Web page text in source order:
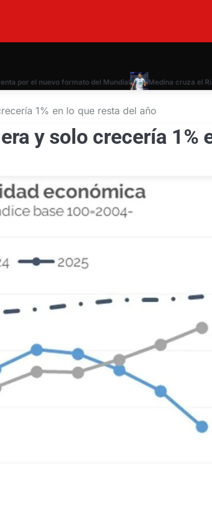
el nuevo formato del Mundial Medina cruza el Rin: el
1% en lo que resta del año
y solo crecería 1%